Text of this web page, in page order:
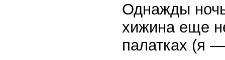
Однажды
хижина еще
палатках (я